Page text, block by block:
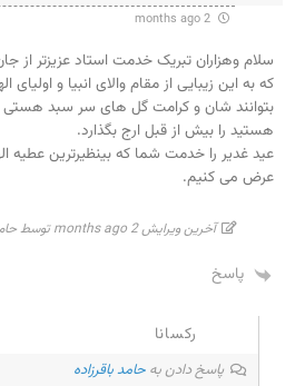
سلام وهزاران تبریک خدمت استاد عزیزتر از
که به این زیبایی از مقام والای انبیا و
بتوانند شان و کرامت گل های سر سبد
هستید را بیش از قبل ارج بگذارد.
عید غدیر را خدمت شما که بینظیرترین عطیه
عرض می کنیم.
آخرین ویرایش 2 months ago توسط حامد باقرزاده
پاسخ
رکسانا
پاسخ دادن به حامد باقرزاده